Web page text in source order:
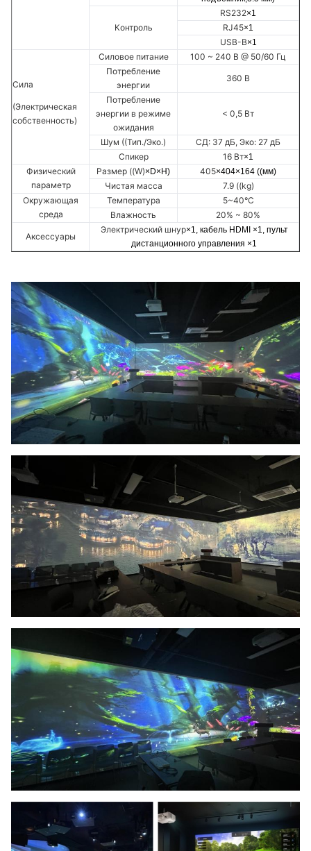
Контроль
RS232×1
RJ45×1
USB-B×1
Сила
(Электрическая
собственность)
Силовое питание
100 ~ 240 В @ 50/60 Гц
Потребление
энергии
360 В
Потребление
энергии в режиме
ожидания
< 0,5 Вт
Шум ((Тип./Эко.)
СД: 37 дБ, Эко: 27 дБ
Спикер
16 Вт×1
Физический
параметр
Размер ((W)×D×H) 405×404×164 ((мм)
Чистая масса
7.9 ((kg)
Окружающая
среда
Температура
5~40°C
Влажность
20% ~ 80%
Аксессуары
Электрический шнур×1, кабель HDMI ×1, пульт
дистанционного управления ×1